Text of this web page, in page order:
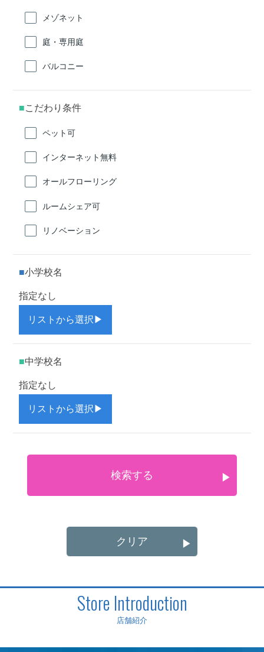
メゾネット
庭・専用庭
バルコニー
こだわり条件
ペット可
インターネット無料
オールフローリング
ルームシェア可
リノベーション
小学校名
指定なし
リストから選択 ▶
中学校名
指定なし
リストから選択 ▶
検索する ▶
クリア ▶
Store Introduction
店舗紹介